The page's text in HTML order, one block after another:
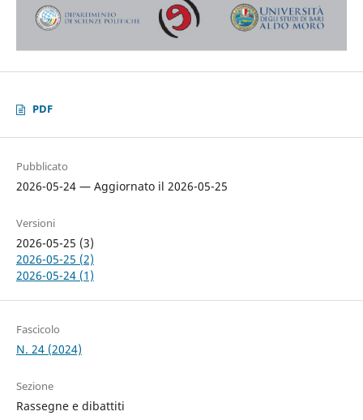
PDF
Pubblicato
2026-05-24 — Aggiornato il 2026-05-25
Versioni
2026-05-25 (3)
2026-05-25 (2)
2026-05-24 (1)
Fascicolo
N. 24 (2024)
Sezione
Rassegne e dibattiti